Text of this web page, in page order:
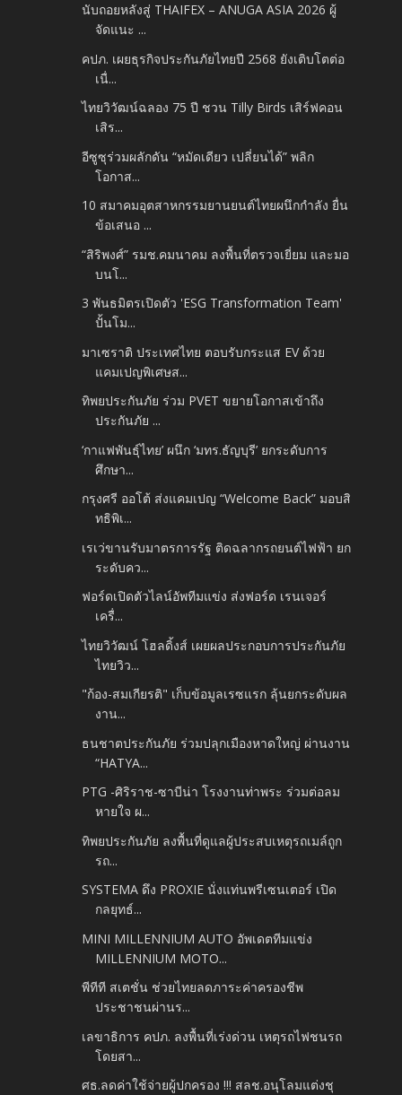
นับถอยหลังสู่ THAIFEX – ANUGA ASIA 2026 ผู้
จัดแนะ ...
คปภ. เผยธุรกิจประกันภัยไทยปี 2568 ยังเติบโตต่อ
เนื่...
ไทยวิวัฒน์ฉลอง 75 ปี ชวน Tilly Birds เสิร์ฟคอน
เสิร...
อีซูซุร่วมผลักดัน “หมัดเดียว เปลี่ยนได้” พลิก
โอกาส...
10 สมาคมอุตสาหกรรมยานยนต์ไทยผนึกกำลัง ยื่น
ข้อเสนอ ...
“สิริพงศ์” รมช.คมนาคม ลงพื้นที่ตรวจเยี่ยม และมอ
บนโ...
3 พันธมิตรเปิดตัว 'ESG Transformation Team'
ปั้นโม...
มาเซราติ ประเทศไทย ตอบรับกระแส EV ด้วย
แคมเปญพิเศษส...
ทิพยประกันภัย ร่วม PVET ขยายโอกาสเข้าถึง
ประกันภัย ...
‘กาแฟพันธุ์ไทย’ ผนึก ‘มทร.ธัญบุรี’ ยกระดับการ
ศึกษา...
กรุงศรี ออโต้ ส่งแคมเปญ “Welcome Back” มอบสิ
ทธิพิเ...
เรเว่ขานรับมาตรการรัฐ ติดฉลากรถยนต์ไฟฟ้า ยก
ระดับคว...
ฟอร์ดเปิดตัวไลน์อัพทีมแข่ง ส่งฟอร์ด เรนเจอร์
เครื่...
ไทยวิวัฒน์ โฮลดิ้งส์ เผยผลประกอบการประกันภัย
ไทยวิว...
"ก้อง-สมเกียรติ" เก็บข้อมูลเรซแรก ลุ้นยกระดับผล
งาน...
ธนชาตประกันภัย ร่วมปลุกเมืองหาดใหญ่ ผ่านงาน
“HATYA...
PTG -ศิริราช-ซาบีน่า โรงงานท่าพระ ร่วมต่อลม
หายใจ ผ...
ทิพยประกันภัย ลงพื้นที่ดูแลผู้ประสบเหตุรถเมล์ถูก
รถ...
SYSTEMA ดึง PROXIE นั่งแท่นพรีเซนเตอร์ เปิด
กลยุทธ์...
MINI MILLENNIUM AUTO อัพเดตทีมแข่ง
MILLENNIUM MOTO...
พีทีที สเตชั่น ช่วยไทยลดภาระค่าครองชีพ
ประชาชนผ่านร...
เลขาธิการ คปภ. ลงพื้นที่เร่งด่วน เหตุรถไฟชนรถ
โดยสา...
ศธ.ลดค่าใช้จ่ายผู้ปกครอง !!! สลช.อนุโลมแต่งชุ